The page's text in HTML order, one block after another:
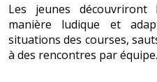
Les jeunes
manière ludique et
situations des courses,
à des rencontres par équipe.